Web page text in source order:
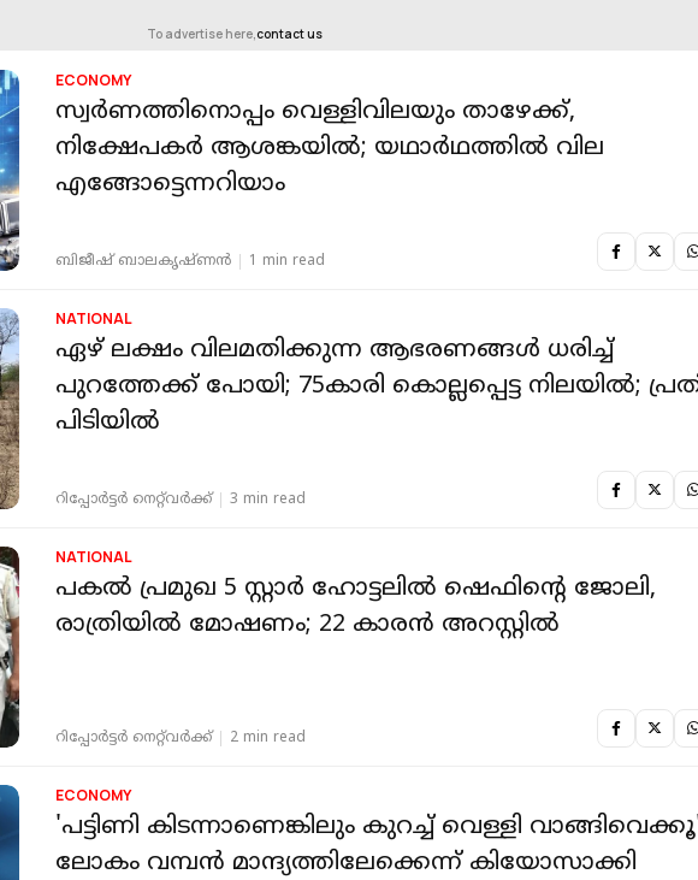
To advertise here,contact us
ECONOMY
സ്വര്‍ണത്തിനൊപ്പം വെള്ളിവിലയും താഴേക്ക്,
നിക്ഷേപകര്‍ ആശങ്കയില്‍; യഥാര്‍ഥത്തില്‍ വില
എങ്ങോട്ടെന്നറിയാം
ബിജീഷ് ബാലകൃഷ്ണൻ 1 min read
NATIONAL
ഏഴ് ലക്ഷം വിലമതിക്കുന്ന ആഭരണങ്ങള്‍ ധരിച്ച്
പുറത്തേക്ക് പോയി; 75കാരി കൊല്ലപ്പെട്ട നിലയില്‍;
പിടിയിൽ
റിപ്പോർട്ടർ നെറ്റ്‌വര്‍ക്ക്‌ 3 min read
NATIONAL
പകൽ പ്രമുഖ 5 സ്റ്റാർ ഹോട്ടലിൽ ഷെഫിൻ്റെ ജോലി,
രാത്രിയിൽ മോഷണം; 22 കാരൻ അറസ്റ്റിൽ
റിപ്പോർട്ടർ നെറ്റ്‌വര്‍ക്ക്‌ 2 min read
ECONOMY
'പട്ടിണി കിടന്നാണെങ്കിലും കുറച്ച് വെള്ളി
ലോകം വമ്പൻ മാന്ദ്യത്തിലേക്കെന്ന് കിയോസാക്കി